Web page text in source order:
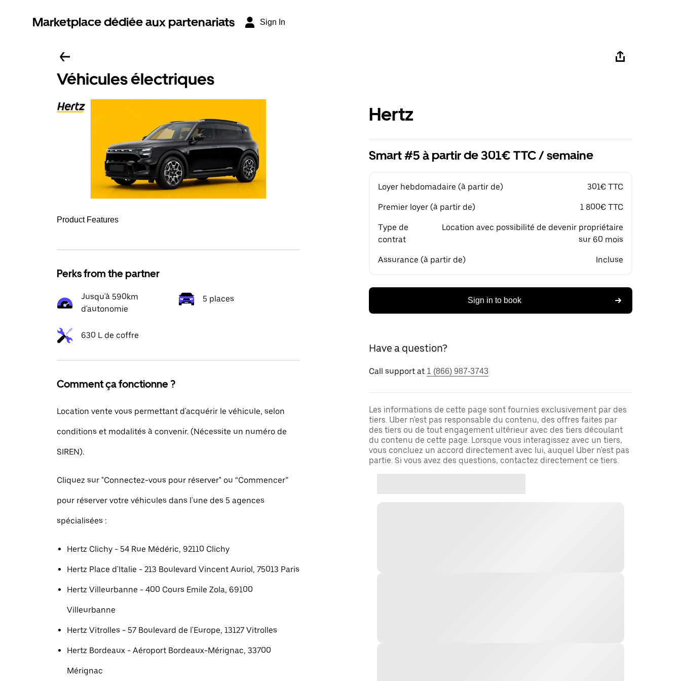
Marketplace dédiée aux partenariats Sign In
Véhicules électriques
Product Features
Perks from the partner
Jusqu'à 590km
d'autonomie
5 places
630 L de coffre
Comment ça fonctionne ?
Location vente vous permettant d'acquérir le véhicule, selon
conditions et modalités à convenir. (Nécessite un numéro de
SIREN).
Cliquez sur "Connectez-vous pour réserver" ou “Commencer”
pour réserver votre véhicules dans l'une des 5 agences
spécialisées :
Hertz Clichy - 54 Rue Médéric, 92110 Clichy
Hertz Place d'Italie - 213 Boulevard Vincent Auriol, 75013 Paris
Hertz Villeurbanne - 400 Cours Emile Zola, 69100
Villeurbanne
Hertz Vitrolles - 57 Boulevard de l'Europe, 13127 Vitrolles
Hertz Bordeaux - Aéroport Bordeaux-Mérignac, 33700
Mérignac
Hertz
Smart #5 à partir de 301€ TTC / semaine
Loyer hebdomadaire (à partir de) 301€ TTC
Premier loyer (à partir de) 1 800€ TTC
Type de
contrat
Location avec possibilité de devenir propriétaire
sur 60 mois
Assurance (à partir de) Incluse
Sign in to book
Have a question?
Call support at 1 (866) 987-3743
Les informations de cette page sont fournies exclusivement par des
tiers. Uber n'est pas responsable du contenu, des offres faites par
des tiers ou de tout engagement ultérieur avec des tiers découlant
du contenu de cette page. Lorsque vous interagissez avec un tiers,
vous concluez un accord directement avec lui, auquel Uber n'est pas
partie. Si vous avez des questions, contactez directement ce tiers.